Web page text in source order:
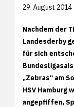
29. August 2014
Nachdem der
Landesderby
für sich
„Zebras“ am
HSV Hamburg
angepfiffen,